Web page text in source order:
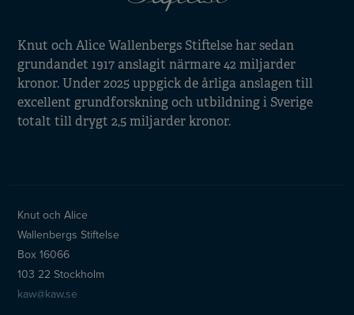
Knut och Alice Wallenbergs Stiftelse har sedan
grundandet 1917 anslagit närmare 42 miljarder
kronor. Under 2025 uppgick de årliga anslagen till
excellent grundforskning och utbildning i Sverige
totalt till drygt 2,5 miljarder kronor.
Knut och Alice
Wallenbergs Stiftelse
Box 16066
103 22 Stockholm
kaw@kaw.se